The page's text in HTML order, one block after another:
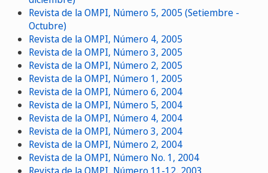
Revista de la OMPI, Número 5, 2005 (Setiembre -
Octubre)
Revista de la OMPI, Número 4, 2005
Revista de la OMPI, Número 3, 2005
Revista de la OMPI, Número 2, 2005
Revista de la OMPI, Número 1, 2005
Revista de la OMPI, Número 6, 2004
Revista de la OMPI, Número 5, 2004
Revista de la OMPI, Número 4, 2004
Revista de la OMPI, Número 3, 2004
Revista de la OMPI, Número 2, 2004
Revista de la OMPI, Número No. 1, 2004